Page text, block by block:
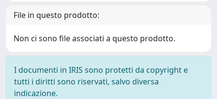
File in questo prodotto:
Non ci sono file associati a questo prodotto.
I documenti in IRIS sono protetti da copyright e
tutti i diritti sono riservati, salvo diversa
indicazione.